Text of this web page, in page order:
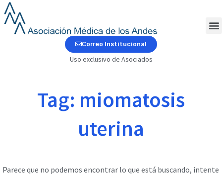
al
contenido
Correo Institucional
Uso exclusivo de Asociados
Tag: miomatosis
uterina
Parece que no podemos encontrar lo que está buscando, intente